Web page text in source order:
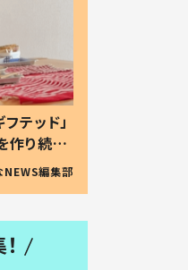
テッド」
作り続け
和の子
NEWS編集部